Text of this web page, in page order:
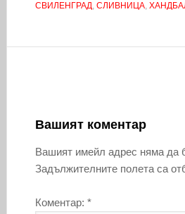
СВИЛЕНГРАД, СЛИВНИЦА,
Вашият коментар
Вашият имейл адрес няма да
Задължителните полета са
Коментар: *